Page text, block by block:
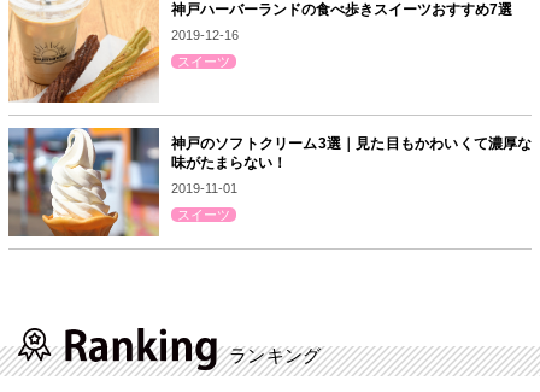
神戸ハーバーランドの食べ歩きスイーツおすすめ7選
2019-12-16
スイーツ
神戸のソフトクリーム3選｜見た目もかわいくて濃厚な
味がたまらない！
2019-11-01
スイーツ
ランキング